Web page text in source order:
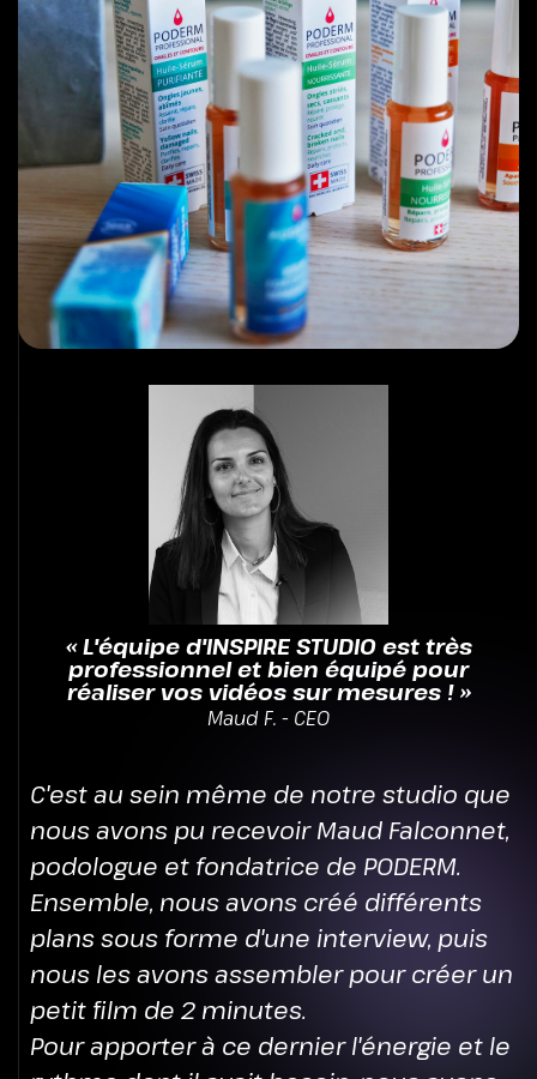
« L'équipe d'INSPIRE STUDIO est très
professionnel et bien équipé pour
réaliser vos vidéos sur mesures ! »
Maud F. - CEO
C'est au sein même de notre studio que
nous avons pu recevoir Maud Falconnet,
podologue et fondatrice de PODERM.
Ensemble, nous avons créé différents
plans sous forme d'une interview, puis
nous les avons assembler pour créer un
petit film de 2 minutes.
Pour apporter à ce dernier l'énergie et le